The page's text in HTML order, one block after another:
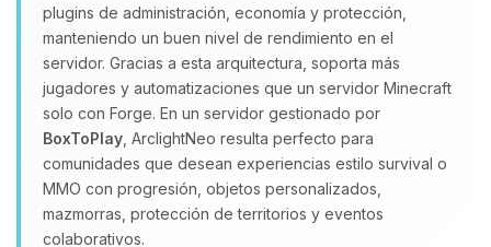
plugins de administración, economía y protección,
manteniendo un buen nivel de rendimiento en el
servidor. Gracias a esta arquitectura, soporta más
jugadores y automatizaciones que un servidor Minecraft
solo con Forge. En un servidor gestionado por
BoxToPlay , ArclightNeo resulta perfecto para
comunidades que desean experiencias estilo survival o
MMO con progresión, objetos personalizados,
mazmorras, protección de territorios y eventos
colaborativos.